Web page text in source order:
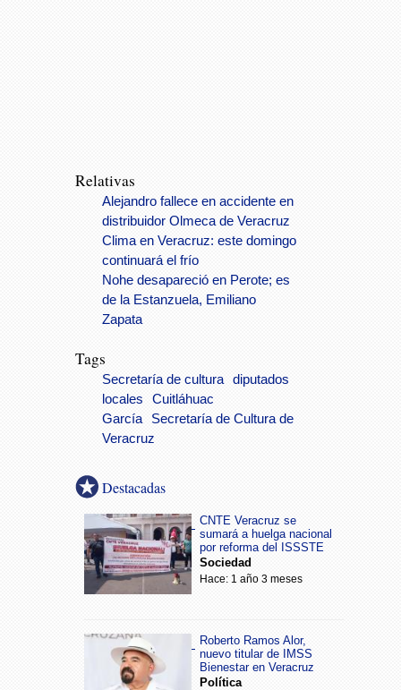
Relativas
Alejandro fallece en accidente en
distribuidor Olmeca de Veracruz
Clima en Veracruz: este domingo
continuará el frío
Nohe desapareció en Perote; es
de la Estanzuela, Emiliano
Zapata
Tags
Secretaría de cultura
diputados
locales
Cuitláhuac
García
Secretaría de Cultura de
Veracruz
Destacadas
CNTE Veracruz se
sumará a huelga nacional
por reforma del ISSSTE
Sociedad
Hace: 1 año 3 meses
Roberto Ramos Alor,
nuevo titular de IMSS
Bienestar en Veracruz
Política